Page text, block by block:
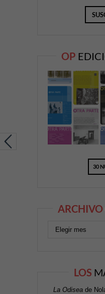
OP
30
ARCHIVO
LOS
La Odisea de